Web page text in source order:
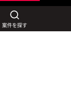
案件を探す